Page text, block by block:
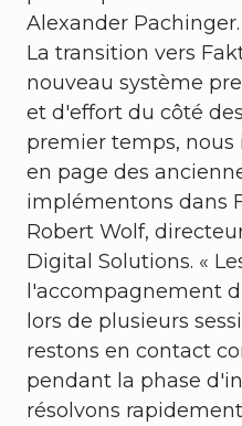
Alexander Pachinger.
La transition vers
nouveau système
et d'effort du côté
premier temps, nous
en page des
implémentons dans
Robert Wolf,
Digital Solutions. «
l'accompagnement
lors de plusieurs
restons en contact
pendant la phase
résolvons